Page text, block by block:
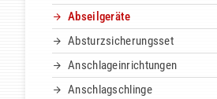
Abseilgeräte
Absturzsicherungsset
Anschlageinrichtungen
Anschlagschlinge